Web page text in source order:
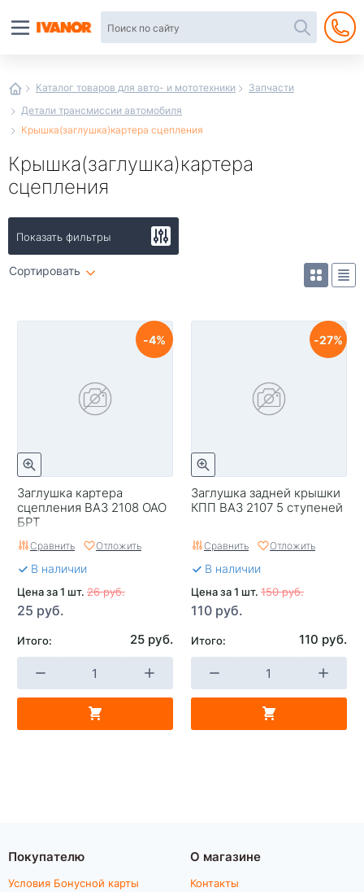
Каталог товаров для авто- и мототехники
Запчасти
Детали трансмиссии автомобиля
Крышка(заглушка)картера сцепления
Крышка(заглушка)картера
сцепления
Показать фильтры
Сортировать
Заглушка картера
сцепления ВАЗ 2108 ОАО
БРТ
4
Сравнить Отложить
В наличии
Цена за 1 шт. 26 руб.
25 руб.
Итого: 25 руб.
Заглушка задней крышки
КПП ВАЗ 2107 5 ступеней
27
Сравнить Отложить
В наличии
Цена за 1 шт. 150 руб.
110 руб.
Итого: 110 руб.
Покупателю
Условия Бонусной карты
О магазине
Контакты
интернет-